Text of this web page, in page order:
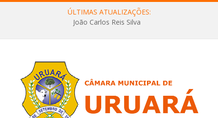
ÚLTIMAS ATUALIZAÇÕES:
João Carlos Reis Silva